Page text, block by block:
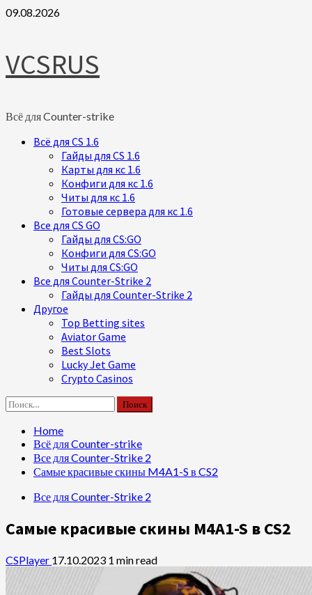
Skip
09.08.2026
VCSRUS
Всё для Counter-strike
PrimaryВсё для CS 1.6
Гайды для CS 1.6
Карты для кс 1.6
Конфиги для кс 1.6
Читы для кс 1.6
Готовые сервера для кс 1.6
Все для CS GO
Гайды для CS:GO
Конфиги для CS:GO
Читы для CS:GO
Все для Counter-Strike 2
Гайды для Counter-Strike 2
Другое
Top Betting sites
Aviator Game
Best Slots
Lucky Jet Game
Crypto Casinos
Найти:
Home
Всё для Counter-strike
Все для Counter-Strike 2
Самые красивые скины M4A1-S в CS2
Все для Counter-Strike 2
Самые красивые скины M4A1-S в CS2
CSPlayer 17.10.2023 1 min read